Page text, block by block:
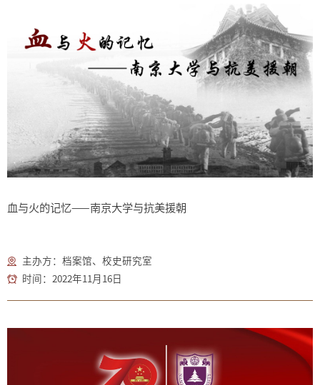
血与火的记忆——南京大学与抗美援朝
主办方：档案馆、校史研究室
时间：2022年11月16日